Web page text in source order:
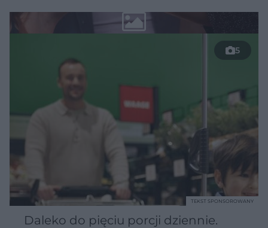
5
Daleko do pięciu porcji dziennie.
TEKST SPONSOROWANY